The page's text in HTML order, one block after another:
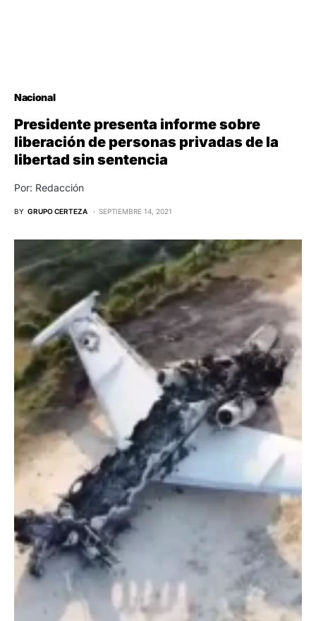
Nacional
Presidente presenta informe sobre
liberación de personas privadas de la
libertad sin sentencia
Por: Redacción
BY GRUPO CERTEZA SEPTIEMBRE 14, 2021